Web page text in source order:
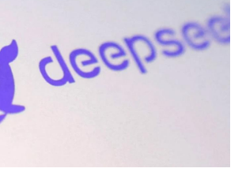
محليات
أسرار